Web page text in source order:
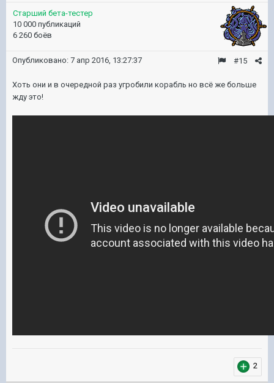
Старший бета-тестер
10 000 публикаций
6 260 боёв
#15
Опубликовано: 7 апр 2016, 13:27:37
Хоть они и в очередной раз угробили корабль но всё же больше
жду это!
2